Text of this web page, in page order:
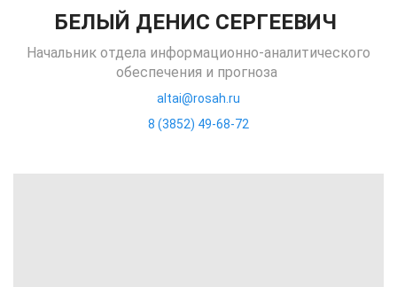
БЕЛЫЙ ДЕНИС СЕРГЕЕВИЧ
Начальник отдела информационно-аналитического
обеспечения и прогноза
altai@rosah.ru
8 (3852) 49-68-72